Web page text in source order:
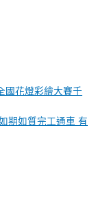
國花燈彩繪大賽千
期如質完工通車 有